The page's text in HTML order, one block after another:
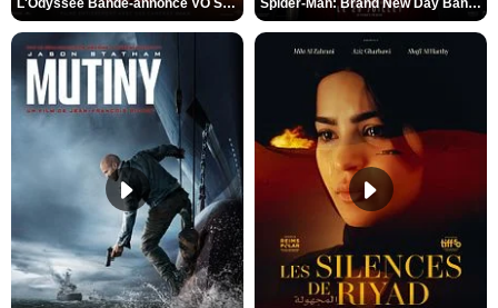
L'Odyssée Bande-annonce VO STFR Spider-Man: Brand New Day Bande-annonce VO STFR